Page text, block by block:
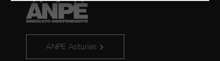
ANPE Asturias